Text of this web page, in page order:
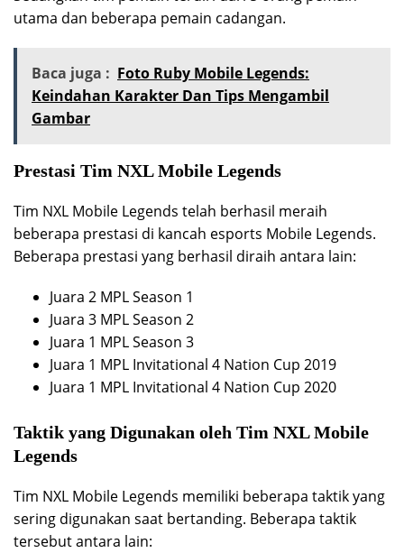
utama dan beberapa pemain cadangan.
Baca juga : Foto Ruby Mobile Legends:
Keindahan Karakter Dan Tips Mengambil
Gambar
Prestasi Tim NXL Mobile Legends
Tim NXL Mobile Legends telah berhasil meraih
beberapa prestasi di kancah esports Mobile Legends.
Beberapa prestasi yang berhasil diraih antara lain:
Juara 2 MPL Season 1
Juara 3 MPL Season 2
Juara 1 MPL Season 3
Juara 1 MPL Invitational 4 Nation Cup 2019
Juara 1 MPL Invitational 4 Nation Cup 2020
Taktik yang Digunakan oleh Tim NXL Mobile
Legends
Tim NXL Mobile Legends memiliki beberapa taktik yang
sering digunakan saat bertanding. Beberapa taktik
tersebut antara lain: